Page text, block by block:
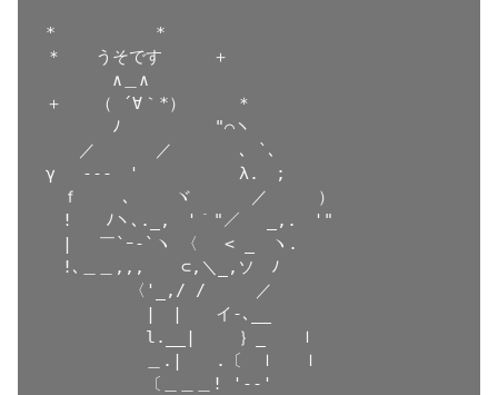
*　　　　　　*
＊　　うそです　　　＋
∧＿∧
＋　　（ ´∀｀*）　　　＊
ﾉ　 　　　￣"⌒ヽ
／　　 　／　　　　､ `､
γ　 --‐　'　　　　　　λ.　;
ｆ　　 ､　　 ヾ　　　 ／　　　）
!　　ﾉヽ､._,　'｀"／　 _,.　'"
|　 ￣`ｰ-`ヽ 〈　 < _　ヽ.
!､＿＿,,, 　 ⊂,＼_,ソ　ﾉ
〈'_,/ /　　　／
|　|　　イ-､__
l.__|　　 ｝_　　ｌ
＿.|　　.〔　ｌ　 ｌ
〔＿＿＿! '--'